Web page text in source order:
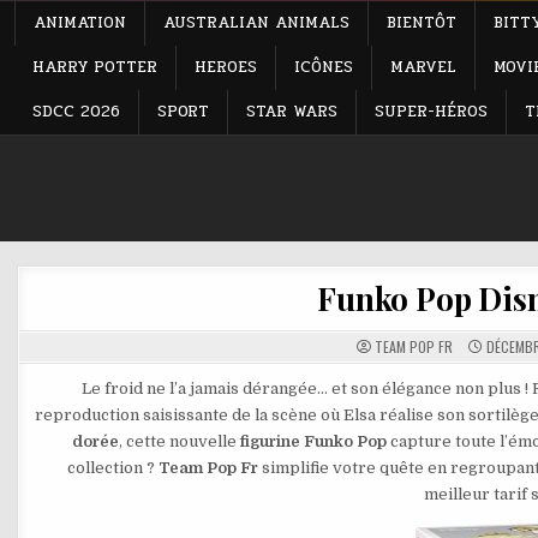
ANIMATION AUSTRALIAN ANIMALS BIENTÔT
HARRY POTTER
HEROES ICÔNES MARVEL
SDCC 2026
SPORT STAR WARS SUPER-HÉROS
Funko Pop
TEAM POP FR
Le froid ne l’a jamais dérangée… et son élégance non plus
reproduction saisissante de la scène où Elsa réalise son
dorée, cette nouvellefigurine Funko Popcapture toute
collection ? Team Pop Frsimplifie votre quête en
meilleur tarif